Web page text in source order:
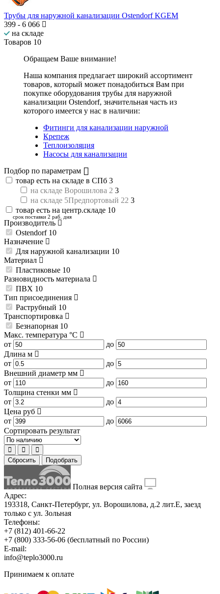
Трубы для наружной канализации Ostendorf KGEM
399 - 6 066
на складе
Товаров 10
Обращаем Ваше внимание!
Наша компания предлагает широкий ассортимент
товаров, который может понадобиться Вам при
покупке оборудования трубы для наружной
канализации Ostendorf, значительная часть из
которого имеется у нас в наличии:
Фитинги для канализации наружной
Крепеж
Теплоизоляция
Насосы для канализации
Подбор по параметрам
товар есть на складе в СПб 3
на складе Ворошилова 2 3
на складе 5Предпортовый 22 3
товар есть на центр.складе 10
срок поставки 2 раб. дня
Производитель
Ostendorf 10
Назначение
Для наружной канализации 10
Материал
Пластиковые 10
Разновидность материала
ПВХ 10
Тип присоединения
Раструбный 10
Транспортировка
Безнапорная 10
Макс. температура °C
от
до
Длина м
от
до
Внешний диаметр мм
от
до
Толщина стенки мм
от
до
Цена руб
от
до
Сортировать результат
Сбросить Подобрать
Полная версия сайта
Адрес:
193318, Санкт-Петербург, ул. Ворошилова, д.2 лит.Е, заезд
только с ул. Зольная
Телефоны:
+7 (812) 401-66-22
+7 (800) 333-56-06 (бесплатный по России)
E-mail:
info@teplo3000.ru
Принимаем к оплате